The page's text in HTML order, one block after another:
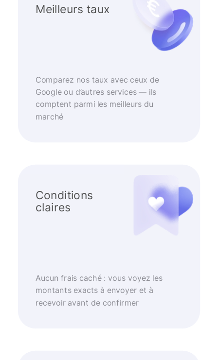
Meilleurs taux
Comparez nos taux avec ceux de
Google ou d’autres services — ils
comptent parmi les meilleurs du
marché
Conditions
claires
Aucun frais caché : vous voyez les
montants exacts à envoyer et à
recevoir avant de confirmer